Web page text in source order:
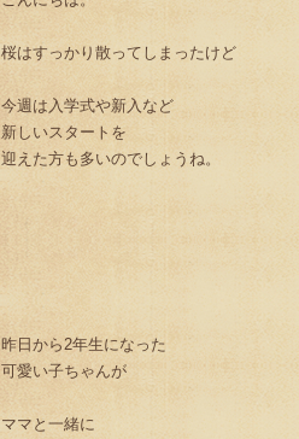
桜はすっかり散ってしまったけど
今週は入学式や新入など
新しいスタートを
迎えた方も多いのでしょうね。
昨日から2年生になった
可愛い子ちゃんが
ママと一緒に